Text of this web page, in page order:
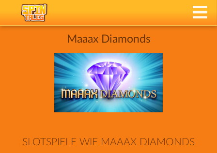
Maaax Diamonds
SLOTSPIELE WIE MAAAX DIAMONDS